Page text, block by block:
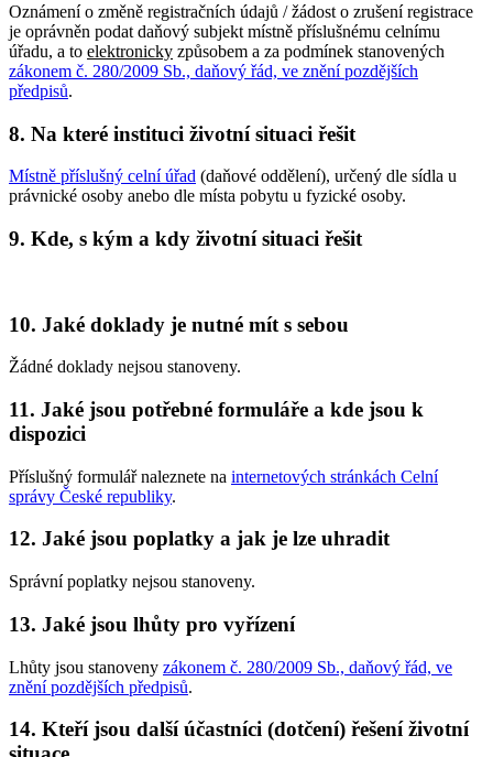
Oznámení o změně registračních údajů / žádost o zrušení registrace
je oprávněn podat daňový subjekt místně příslušnému celnímu
úřadu, a to elektronicky způsobem a za podmínek stanovených
zákonem č. 280/2009 Sb., daňový řád, ve znění pozdějších
předpisů.
8. Na které instituci životní situaci řešit
Místně příslušný celní úřad (daňové oddělení), určený dle sídla u
právnické osoby anebo dle místa pobytu u fyzické osoby.
9. Kde, s kým a kdy životní situaci řešit
10. Jaké doklady je nutné mít s sebou
Žádné doklady nejsou stanoveny.
11. Jaké jsou potřebné formuláře a kde jsou k
dispozici
Příslušný formulář naleznete na internetových stránkách Celní
správy České republiky.
12. Jaké jsou poplatky a jak je lze uhradit
Správní poplatky nejsou stanoveny.
13. Jaké jsou lhůty pro vyřízení
Lhůty jsou stanoveny zákonem č. 280/2009 Sb., daňový řád, ve
znění pozdějších předpisů.
14. Kteří jsou další účastníci (dotčení) řešení životní